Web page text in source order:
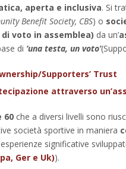
aperta e inclusiva. Si
Benefit Society, CBS) o
voto in assemblea) da un’
di ‘una testa, un voto’
Supporters’ Trust
attraverso
60 che a diversi livelli sono
società sportive in maniera
significative
Ger e Uk)).